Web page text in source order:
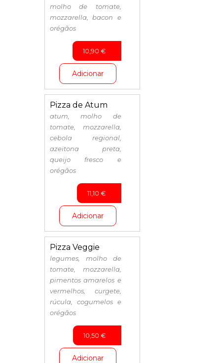
molho de tomate,
mozzarella, bacon e
orégãos
10,90 €
Adicionar
Pizza de Atum
atum, molho de
tomate, mozzarella,
cebola regional,
azeitona preta,
queijo fresco e
orégãos
11,10 €
Adicionar
Pizza Veggie
legumes, molho de
tomate, mozzarella,
pimentos amarelos e
vermelhos, curgete,
rúcula, cogumelos e
orégãos
10,50 €
Adicionar